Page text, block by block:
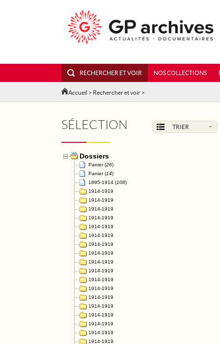
RECHERCHER ET VOIR NOS COLLECTIONS
Accueil > Rechercher et voir >
SÉLECTION TRIER